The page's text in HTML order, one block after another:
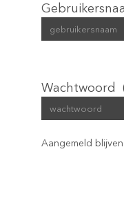
Wachtwoord
Aangemeld blijven